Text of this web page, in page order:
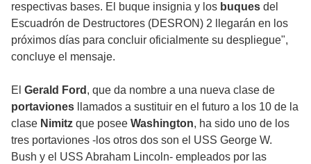
respectivas bases. El buque insignia y los buques del
Escuadrón de Destructores (DESRON) 2 llegarán en los
próximos días para concluir oficialmente su despliegue",
concluye el mensaje.
El Gerald Ford , que da nombre a una nueva clase de
portaviones llamados a sustituir en el futuro a los 10 de la
clase Nimitz que posee Washington, ha sido uno de los
tres portaviones -los otros dos son el USS George W.
Bush y el USS Abraham Lincoln- empleados por las